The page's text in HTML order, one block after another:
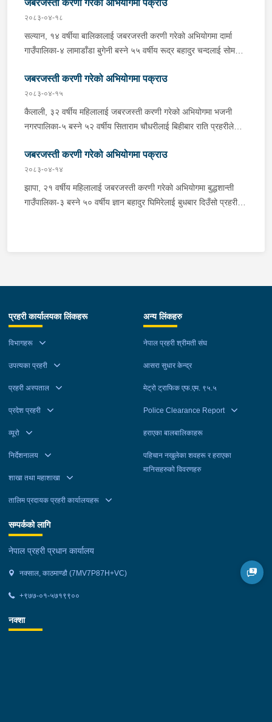
आधारमा इलाका प्रहरी कार्यालय बेलबारीबाट खटिएको प्रहरीले उनलाई
पक्राउ गरेको हो । साथै प्रहरीले उक्त घटनामा संलग्न अन्य २ जनालाई
नियन्त्रणमा लिएको छ । यस सम्बन्धमा प्रहरीले आवश्यक अनुसन्धान
गरिरहेको छ ।
जबरजस्ती करणी गरेको अभियोगमा पक्राउ
२०८३-०४-१८
सल्यान, १४ वर्षीया बालिकालाई जबरजस्ती करणी गरेको अभियोगमा दार्मा
गाउँपालिका-४ लामाडाँडा बुगेनी बस्ने ५५ वर्षीय रूद्र बहादुर चन्दलाई सोमबार
गरेको भन्ने उजुरीको आधारमा इलाका प्रहरी कार्यालय दार्माबाट खटिएको
प्रहरीले उनलाई पक्राउ गरेको हो । यस सम्बन्धमा प्रहरीले आवश्यक
अनुसन्धान गरिरहेको छ ।
जबरजस्ती करणी गरेको अभियोगमा पक्राउ
२०८३-०४-१५
कैलाली, ३२ वर्षीय महिलालाई जबरजस्ती करणी गरेको अभियोगमा भजनी
नगरपालिका-५ बस्ने ५२ वर्षीय सिताराम चौधरीलाई बिहीबार राति प्रहरीले
उजुरीको आधारमा इलाका प्रहरी कार्यालय भजनीबाट खटिएको प्रहरीले
उनलाई पक्राउ गरेको हो । यस सम्बन्धमा प्रहरीले आवश्‍यक अनुसन्धान
गरिरहेको छ ।
जबरजस्ती करणी गरेको अभियोगमा पक्राउ
२०८३-०४-१४
झापा, २१ वर्षीय महिलालाई जबरजस्ती करणी गरेको अभियोगमा बुद्धशान्ती
गाउँपालिका-३ बस्ने ५० वर्षीय ज्ञान बहादुर घिमिरेलाई बुधबार दिउँसो प्रहरीले
प्रहरी कार्यालयका लिंकहरू
विभागहरू
उपत्यका प्रहरी
प्रहरी अस्पताल
प्रदेश प्रहरी
व्यूरो
निर्देशनालय
शाखा तथा महाशाखा
तालिम प्रदायक प्रहरी कार्यालयहरू
अन्य लिंकहरु
नेपाल प्रहरी श्रीमती संघ
आसरा सुधार केन्द्र
मेट्रो ट्राफिक एफ.एम. ९५.५
Police Clearance Report
हराएका बालबालिकाहरू
पहिचान नखुलेका शवहरू र हराएका
मानिसहरुको विवरणहरु
सम्पर्कको लागि
नेपाल प्रहरी प्रधान कार्यालय
नक्साल, काठमाण्डौ (7MV7P87H+VC)
+९७७-०१-५७१९९००
नक्शा